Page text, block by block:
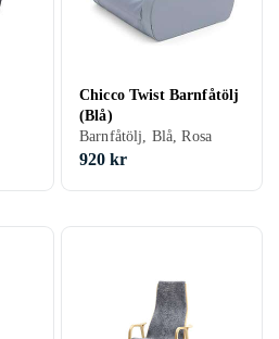
Chicco Twist Barnfåtölj
(Blå)
Barnfåtölj, Blå, Rosa
920 kr